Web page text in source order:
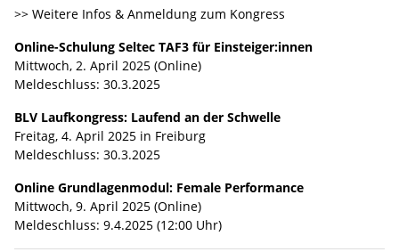
>> Weitere Infos & Anmeldung zum Kongress
Online-Schulung Seltec TAF3 für Einsteiger:innen
Mittwoch, 2. April 2025 (Online)
Meldeschluss: 30.3.2025
BLV Laufkongress: Laufend an der Schwelle
Freitag, 4. April 2025 in Freiburg
Meldeschluss: 30.3.2025
Online Grundlagenmodul: Female Performance
Mittwoch, 9. April 2025 (Online)
Meldeschluss: 9.4.2025 (12:00 Uhr)